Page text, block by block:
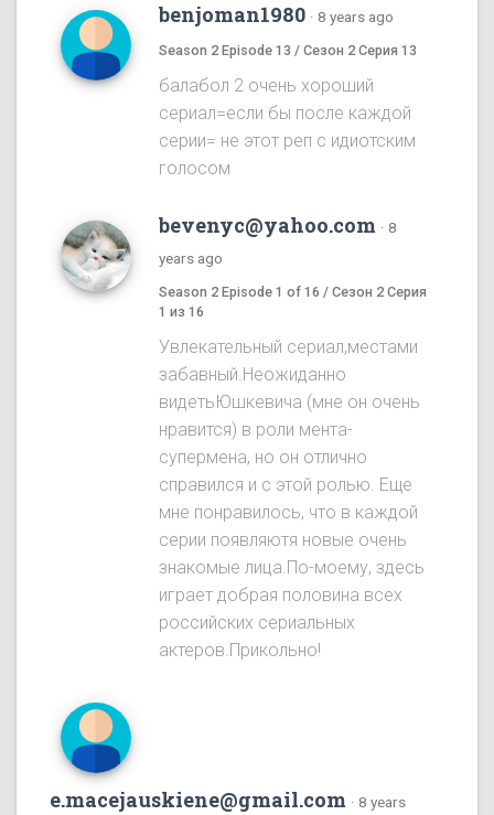
benjoman1980 · 8 years ago
Season 2 Episode 13 / Сезон 2 Серия 13
балабол 2 очень хороший
сериал=если бы после каждой
серии= не этот реп с идиотским
голосом
bevenyc@yahoo.com · 8
years ago
Season 2 Episode 1 of 16 / Сезон 2 Серия
1 из 16
Увлекательный сериал,местами
забавный.Неожиданно
видетьЮшкевича (мне он очень
нравится) в роли мента-
супермена, но он отлично
справился и с этой ролью. Еще
мне понравилось, что в каждой
серии появляютя новые очень
знакомые лица.По-моему, здесь
играет добрая половина всех
российских сериальных
актеров.Прикольно!
e.macejauskiene@gmail.com · 8 years